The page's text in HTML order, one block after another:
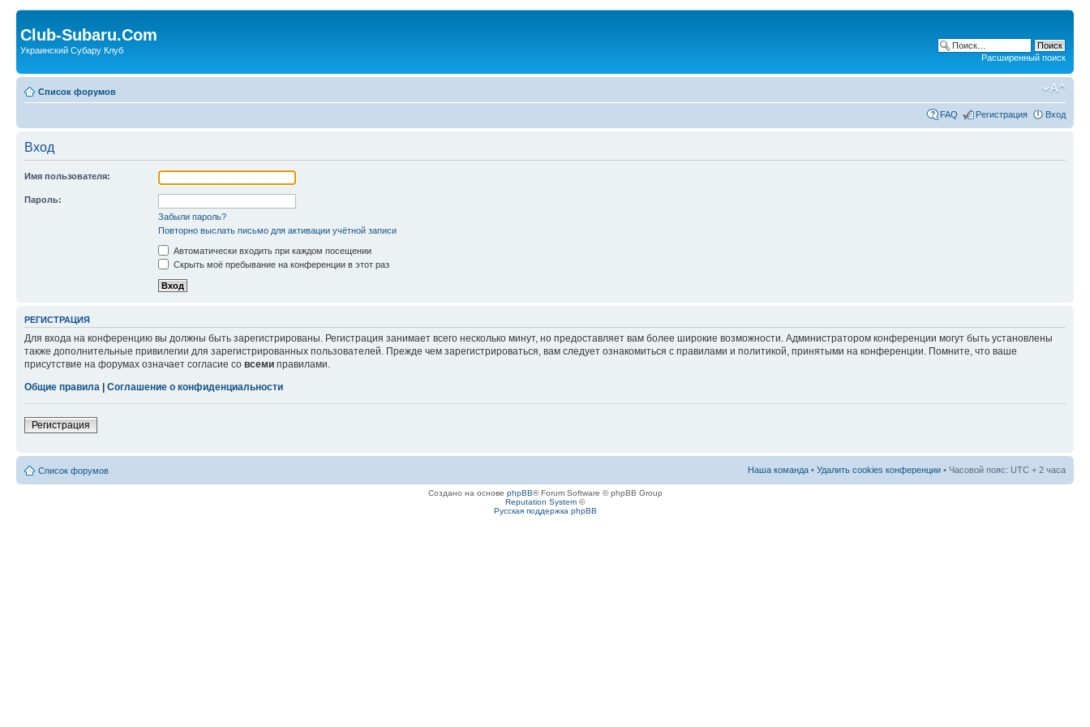
Club-Subaru.Com
Украинский Субару Клуб
Расширенный поиск
Список форумов
FAQ Регистрация Вход
Вход
Имя пользователя:
Пароль:
Забыли пароль?
Повторно выслать письмо для активации учётной записи
Автоматически входить при каждом посещении
Скрыть моё пребывание на конференции в этот раз
РЕГИСТРАЦИЯ
Для входа на конференцию вы должны быть зарегистрированы. Регистрация занимает всего несколько минут, но предоставляет вам более широкие возможности. Администратором конференции могут быть установлены
также дополнительные привилегии для зарегистрированных пользователей. Прежде чем зарегистрироваться, вам следует ознакомиться с правилами и политикой, принятыми на конференции. Помните, что ваше
присутствие на форумах означает согласие со всеми правилами.
Общие правила
Соглашение о конфиденциальности
Регистрация
Список форумов Наша команда • Удалить cookies конференции • Часовой пояс: UTC + 2 часа
Создано на основе phpBB® Forum Software © phpBB Group
Reputation System ©
Русская поддержка phpBB